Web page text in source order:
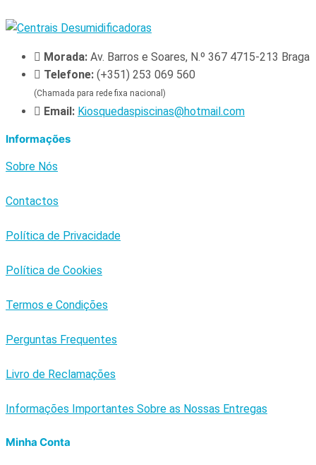
Morada: Av. Barros e Soares, N.º 367 4715-213 Braga
Telefone: (+351) 253 069 560
(Chamada para rede fixa nacional)
Email: Kiosquedaspiscinas@hotmail.com
Informações
Sobre Nós
Contactos
Política de Privacidade
Política de Cookies
Termos e Condições
Perguntas Frequentes
Livro de Reclamações
Informações Importantes Sobre as Nossas Entregas
Minha Conta